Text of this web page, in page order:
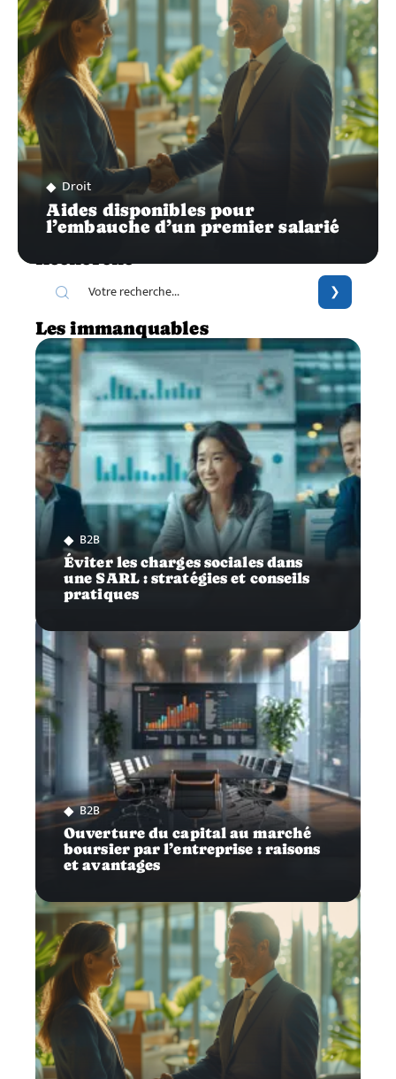
Droit
Aides disponibles pour
l’embauche d’un premier salarié
Recherche
Les immanquables
B2B
Éviter les charges sociales dans
une SARL : stratégies et conseils
pratiques
B2B
Ouverture du capital au marché
boursier par l’entreprise : raisons
et avantages